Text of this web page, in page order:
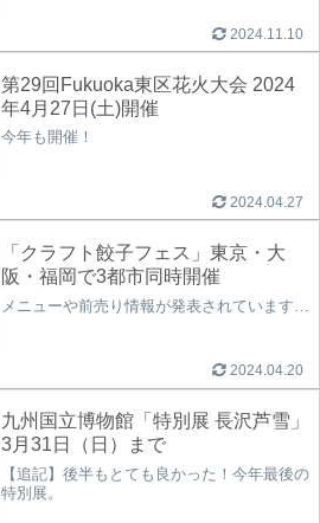
2024.11.10
第29回Fukuoka東区花火大会 2024
年4月27日(土)開催
今年も開催！
2024.04.27
「クラフト餃子フェス」東京・大
阪・福岡で3都市同時開催
メニューや前売り情報が発表されています…
2024.04.20
九州国立博物館「特別展 長沢芦雪」
3月31日（日）まで
【追記】後半もとても良かった！今年最後の
特別展。